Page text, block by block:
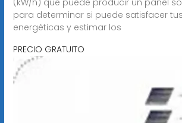
para determinar si puede satisfacer
energéticas y estimar los
PRECIO GRATUITO